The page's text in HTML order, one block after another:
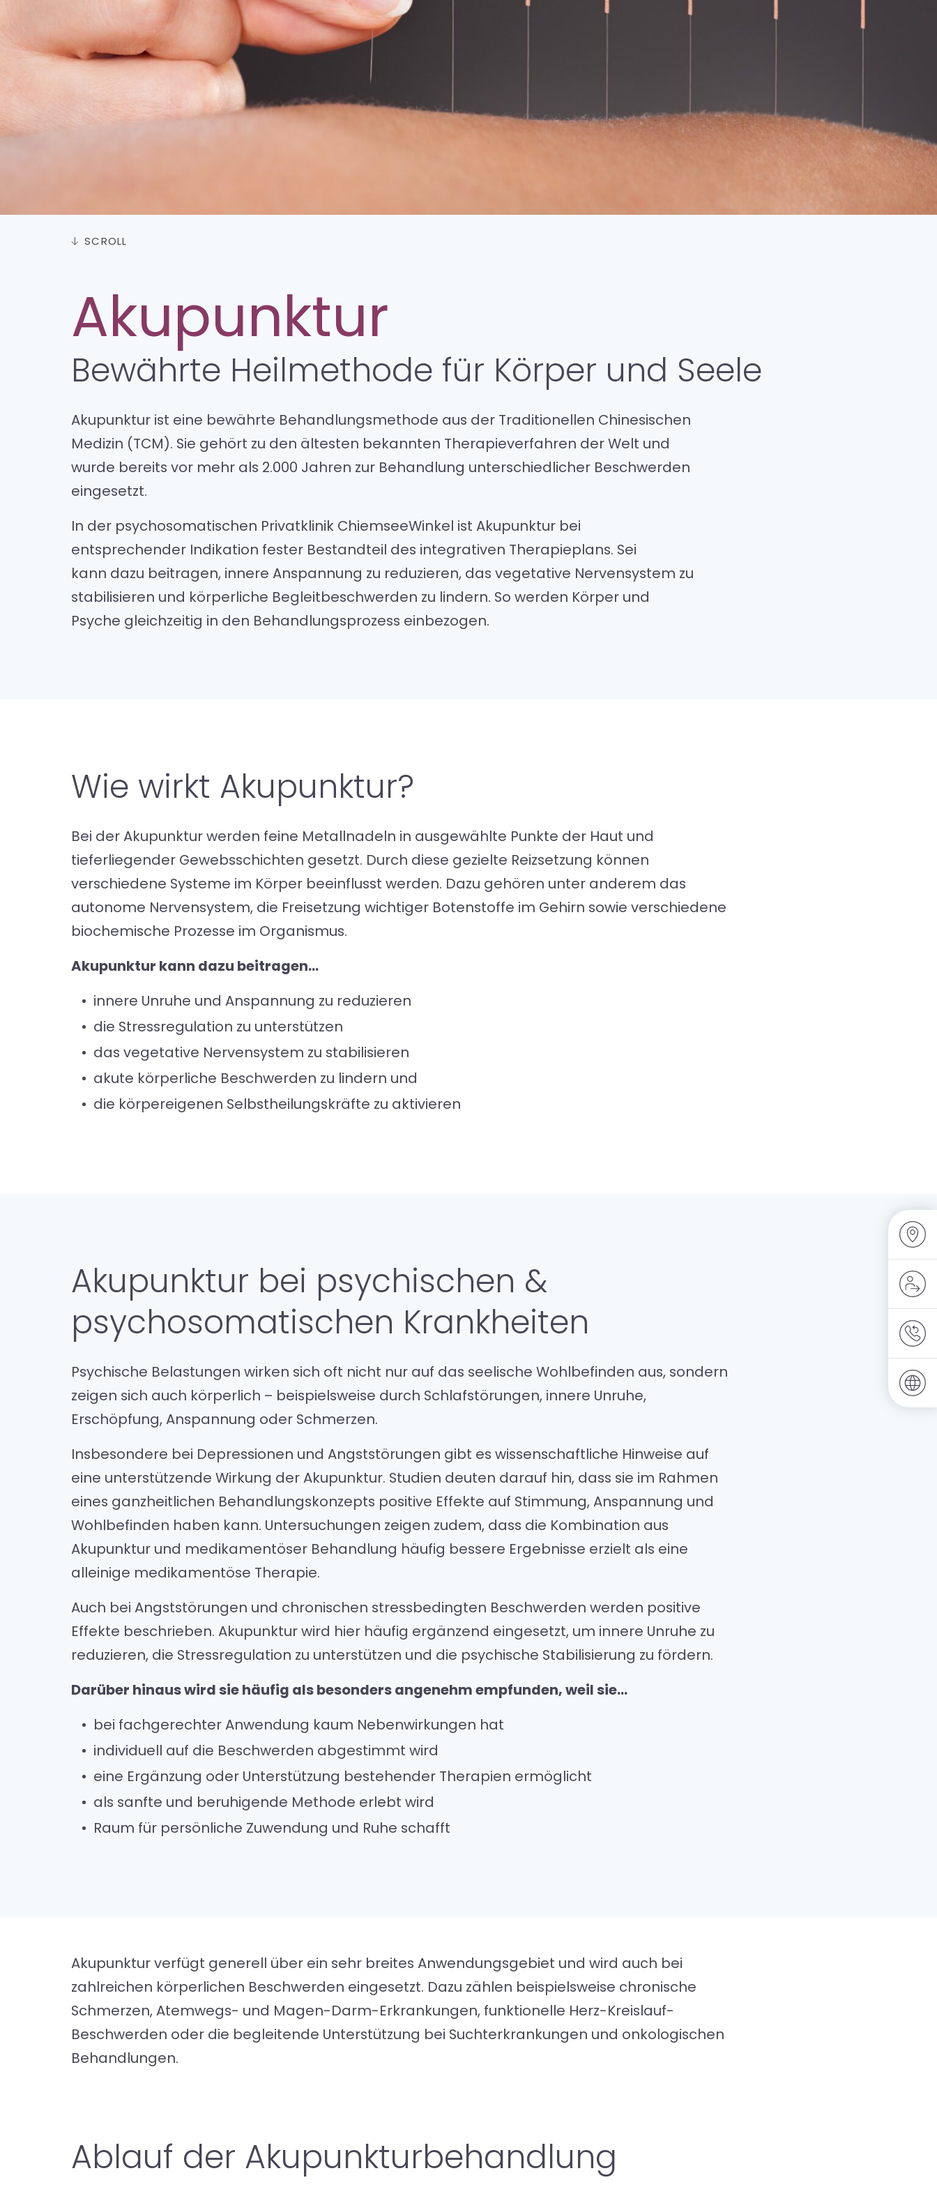
Akupunktur
Physiotherapie und Klassische Massage
SCROLL
Akupunktur
Bewährte Heilmethode für Körper und Seele
Akupunktur ist eine bewährte Behandlungsmethode aus der Traditionellen Chinesischen
Medizin (TCM). Sie gehört zu den ältesten bekannten Therapieverfahren der Welt und
wurde bereits vor mehr als 2.000 Jahren zur Behandlung unterschiedlicher Beschwerden
eingesetzt.
In der psychosomatischen Privatklinik ChiemseeWinkel ist Akupunktur bei
entsprechender Indikation fester Bestandteil des integrativen Therapieplans. Sei
kann dazu beitragen, innere Anspannung zu reduzieren, das vegetative Nervensystem zu
stabilisieren und körperliche Begleitbeschwerden zu lindern. So werden Körper und
Psyche gleichzeitig in den Behandlungsprozess einbezogen.
Wie wirkt Akupunktur?
Bei der Akupunktur werden feine Metallnadeln in ausgewählte Punkte der Haut und
tieferliegender Gewebsschichten gesetzt. Durch diese gezielte Reizsetzung können
verschiedene Systeme im Körper beeinflusst werden. Dazu gehören unter anderem das
autonome Nervensystem, die Freisetzung wichtiger Botenstoffe im Gehirn sowie verschiedene
biochemische Prozesse im Organismus.
Akupunktur kann dazu beitragen…
innere Unruhe und Anspannung zu reduzieren
die Stressregulation zu unterstützen
das vegetative Nervensystem zu stabilisieren
akute körperliche Beschwerden zu lindern und
die körpereigenen Selbstheilungskräfte zu aktivieren
Akupunktur bei psychischen &
psychosomatischen Krankheiten
Psychische Belastungen wirken sich oft nicht nur auf das seelische Wohlbefinden aus, sondern
zeigen sich auch körperlich – beispielsweise durch Schlafstörungen, innere Unruhe,
Erschöpfung, Anspannung oder Schmerzen.
Insbesondere bei Depressionen und Angststörungen gibt es wissenschaftliche Hinweise auf
eine unterstützende Wirkung der Akupunktur. Studien deuten darauf hin, dass sie im Rahmen
eines ganzheitlichen Behandlungskonzepts positive Effekte auf Stimmung, Anspannung und
Wohlbefinden haben kann. Untersuchungen zeigen zudem, dass die Kombination aus
Akupunktur und medikamentöser Behandlung häufig bessere Ergebnisse erzielt als eine
alleinige medikamentöse Therapie.
Auch bei Angststörungen und chronischen stressbedingten Beschwerden werden positive
Effekte beschrieben. Akupunktur wird hier häufig ergänzend eingesetzt, um innere Unruhe zu
reduzieren, die Stressregulation zu unterstützen und die psychische Stabilisierung zu fördern.
Darüber hinaus wird sie häufig als besonders angenehm empfunden, weil sie…
bei fachgerechter Anwendung kaum Nebenwirkungen hat
individuell auf die Beschwerden abgestimmt wird
eine Ergänzung oder Unterstützung bestehender Therapien ermöglicht
als sanfte und beruhigende Methode erlebt wird
Raum für persönliche Zuwendung und Ruhe schafft
Akupunktur verfügt generell über ein sehr breites Anwendungsgebiet und wird auch bei
zahlreichen körperlichen Beschwerden eingesetzt. Dazu zählen beispielsweise chronische
Schmerzen, Atemwegs- und Magen-Darm-Erkrankungen, funktionelle Herz-Kreislauf-
Beschwerden oder die begleitende Unterstützung bei Suchterkrankungen und onkologischen
Behandlungen.
Ablauf der Akupunkturbehandlung